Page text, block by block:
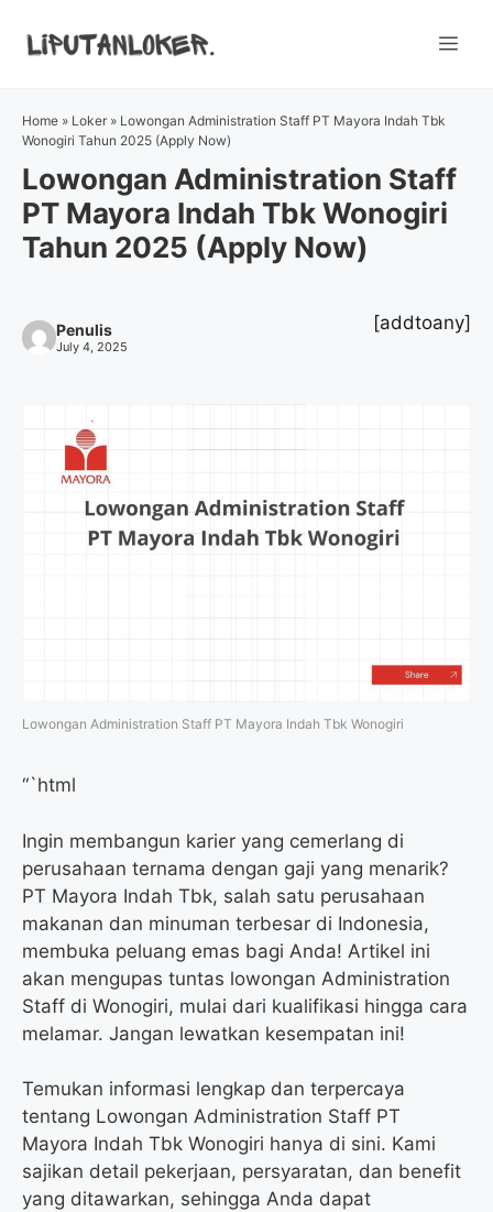
Home » Loker » Lowongan Administration Staff PT Mayora Indah Tbk
Wonogiri Tahun 2025 (Apply Now)
Lowongan Administration Staff
PT Mayora Indah Tbk Wonogiri
Tahun 2025 (Apply Now)
Penulis
July 4, 2025
[addtoany]
Lowongan Administration Staff PT Mayora Indah Tbk Wonogiri
“`html
Ingin membangun karier yang cemerlang di
perusahaan ternama dengan gaji yang menarik?
PT Mayora Indah Tbk, salah satu perusahaan
makanan dan minuman terbesar di Indonesia,
membuka peluang emas bagi Anda! Artikel ini
akan mengupas tuntas lowongan Administration
Staff di Wonogiri, mulai dari kualifikasi hingga cara
melamar. Jangan lewatkan kesempatan ini!
Temukan informasi lengkap dan terpercaya
tentang Lowongan Administration Staff PT
Mayora Indah Tbk Wonogiri hanya di sini. Kami
sajikan detail pekerjaan, persyaratan, dan benefit
yang ditawarkan, sehingga Anda dapat